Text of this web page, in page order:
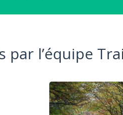
l’équipe